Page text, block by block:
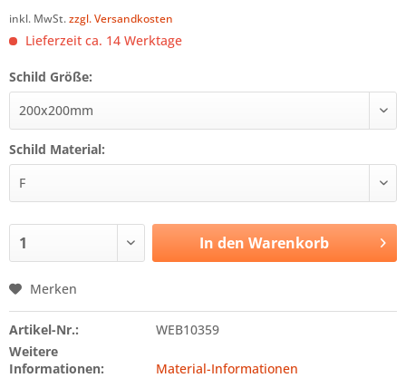
inkl. MwSt.zzgl. Versandkosten
Lieferzeit ca. 14 Werktage
Schild Größe:
Schild Material:
In den Warenkorb
Merken
Artikel-Nr.:
WEB10359
Weitere
Informationen:
Material-Informationen